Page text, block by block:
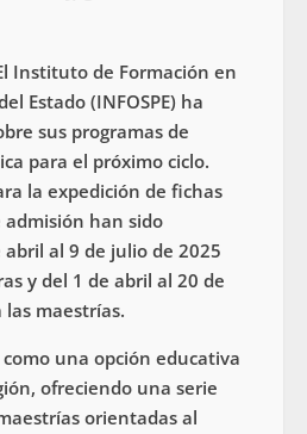
Instituto de Formación en
Estado (INFOSPE) ha
sus programas de
para el próximo ciclo.
la expedición de fichas
han sido
abril al 9 de julio de 2025
y del 1 de abril al 20 de
maestrías.
como una opción educativa
ofreciendo una serie
orientadas al